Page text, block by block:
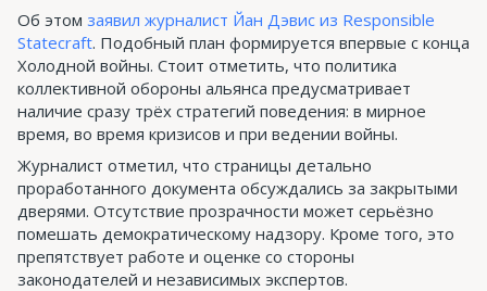
Об этом заявил журналист Йан Дэвис из Responsible
Statecraft. Подобный план формируется впервые с конца
Холодной войны. Стоит отметить, что политика
коллективной обороны альянса предусматривает
наличие сразу трёх стратегий поведения: в мирное
время, во время кризисов и при ведении войны.
Журналист отметил, что страницы детально
проработанного документа обсуждались за закрытыми
дверями. Отсутствие прозрачности может серьёзно
помешать демократическому надзору. Кроме того, это
препятствует работе и оценке со стороны
законодателей и независимых экспертов.